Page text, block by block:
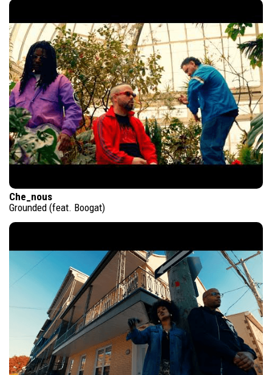
Che_nous
Grounded (feat. Boogat)